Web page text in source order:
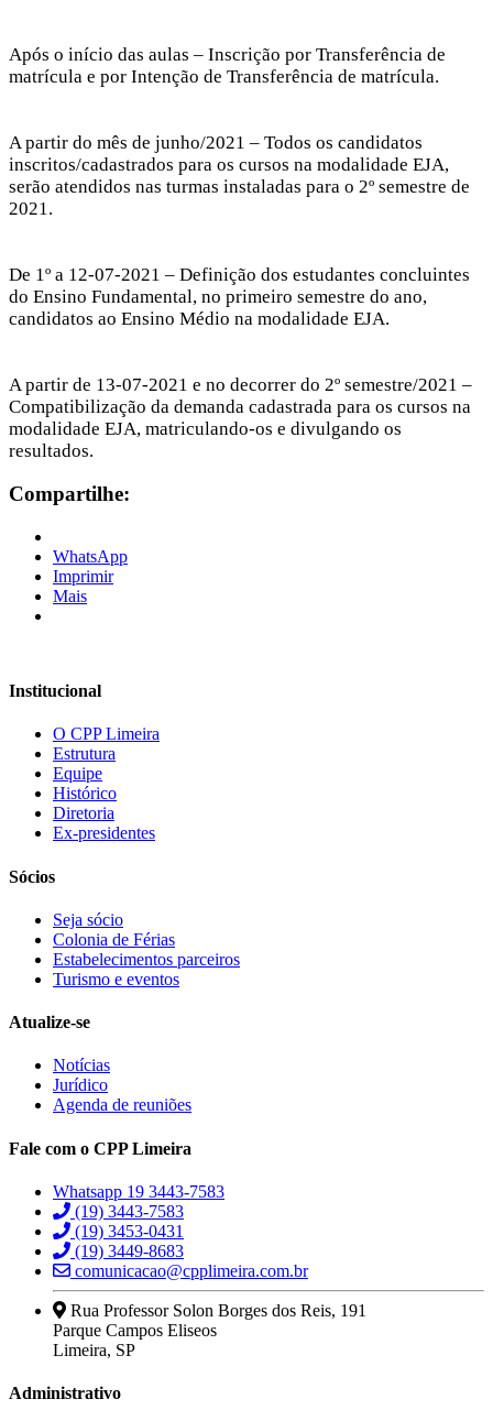
Após o início das aulas – Inscrição por Transferência de
matrícula e por Intenção de Transferência de matrícula.
A partir do mês de junho/2021 – Todos os candidatos
inscritos/cadastrados para os cursos na modalidade EJA,
serão atendidos nas turmas instaladas para o 2º semestre de
2021.
De 1º a 12-07-2021 – Definição dos estudantes concluintes
do Ensino Fundamental, no primeiro semestre do ano,
candidatos ao Ensino Médio na modalidade EJA.
A partir de 13-07-2021 e no decorrer do 2º semestre/2021 –
Compatibilização da demanda cadastrada para os cursos na
modalidade EJA, matriculando-os e divulgando os
resultados.
Compartilhe:
WhatsApp
Imprimir
Mais
Institucional
O CPP Limeira
Estrutura
Equipe
Histórico
Diretoria
Ex-presidentes
Sócios
Seja sócio
Colonia de Férias
Estabelecimentos parceiros
Turismo e eventos
Atualize-se
Notícias
Jurídico
Agenda de reuniões
Fale com o CPP Limeira
Whatsapp 19 3443-7583
(19) 3443-7583
(19) 3453-0431
(19) 3449-8683
comunicacao@cpplimeira.com.br
Rua Professor Solon Borges dos Reis, 191
Parque Campos Eliseos
Limeira, SP
Administrativo